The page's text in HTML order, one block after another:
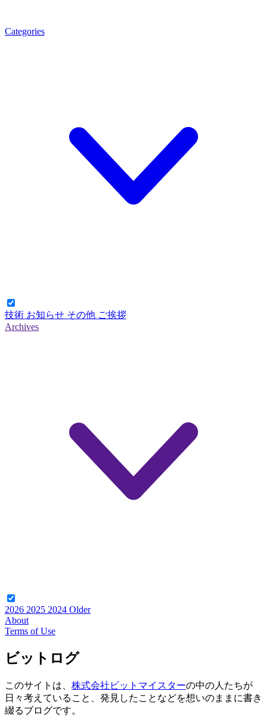
Categories
技術 お知らせ その他 ご挨拶
Archives
2026 2025 2024 Older
About
Terms of Use
ビットログ
このサイトは、 株式会社ビットマイスターの中の人たちが
日々考えていること、発見したことなどを想いのままに書き
綴るブログです。